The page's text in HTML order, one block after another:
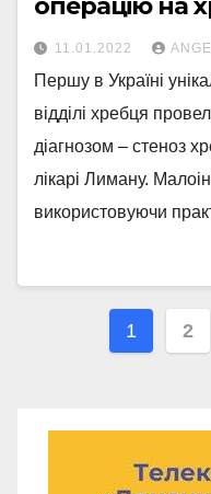
операцію на
11.01.2022
Першу в Україні
відділі хребця
діагнозом – стеноз
лікарі Лиману.
використовуючи
1 2